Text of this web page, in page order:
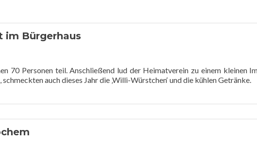
im Bürgerhaus
70 Personen teil. Anschließend lud der Heimatverein zu einem kleinen
auch dieses Jahr die ‚Willi-Würstchen‘ und die kühlen Getränke.